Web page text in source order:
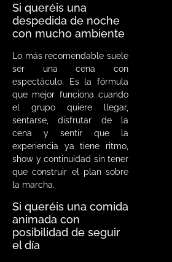
Si queréis una
despedida de noche
con mucho ambiente
Lo más recomendable suele
ser una cena con
espectáculo. Es la fórmula
que mejor funciona cuando
el grupo quiere llegar,
sentarse, disfrutar de la
cena y sentir que la
experiencia ya tiene ritmo,
show y continuidad sin tener
que construir el plan sobre
la marcha.
Si queréis una comida
animada con
posibilidad de seguir
el día